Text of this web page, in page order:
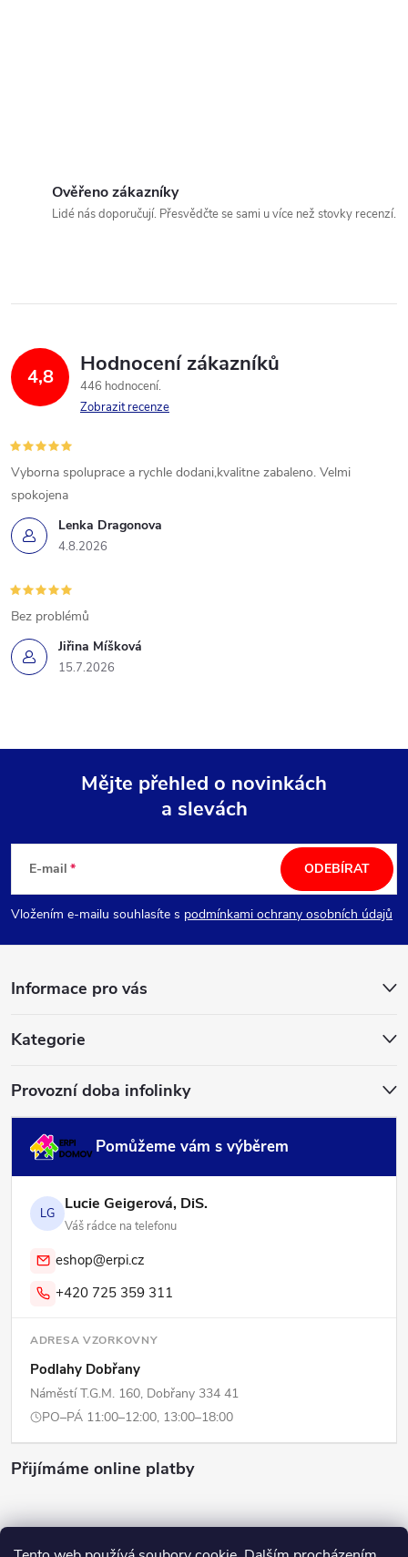
Ověřeno zákazníky
Lidé nás doporučují. Přesvědčte se sami u více než stovky recenzí.
4,8 Hodnocení zákazníků
446 hodnocení
Zobrazit recenze
Lenka Dragonova
4.8.2026
Vyborna spoluprace a rychle dodani,kvalitne zabaleno. Velmi
spokojena
Jiřina Míšková
15.7.2026
Bez problémů
p
a
Mějte přehled o novinkách
a slevách
E-mail
Vložením e-mailu souhlasíte s podmínkami ochrany osobních údajů
ODEBÍRAT
Informace pro vás
Kategorie
Provozní doba infolinky
Pomůžeme vám s výběrem
LG Lucie Geigerová, DiS.
Váš rádce na telefonu
eshop@erpi.cz
+420 725 359 311
ADRESA VZORKOVNY
Podlahy Dobřany
Náměstí T.G.M. 160, Dobřany 334 41
PO–PÁ 11:00–12:00, 13:00–18:00
Přijímáme online platby